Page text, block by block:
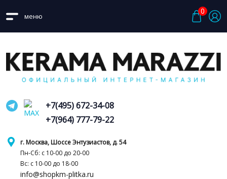
меню
0
г. Москва, Шоссе Энтузиастов, д. 54
Пн-Сб: с 10-00 до 20-00
Вс: с 10-00 до 18-00
info@shopkm-plitka.ru
+7(495) 672-34-08
+7(964) 777-79-22